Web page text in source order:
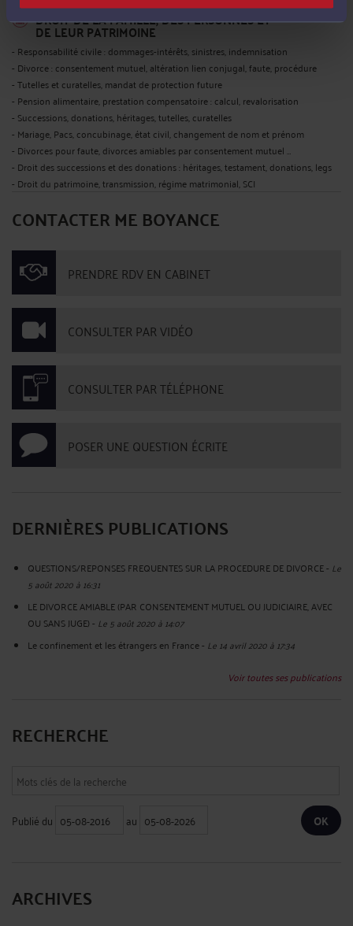
DROIT DE LA FAMILLE, DES PERSONNES ET
DE LEUR PATRIMOINE
- Responsabilité civile : dommages-intérêts, sinistres, indemnisation
- Divorce : consentement mutuel, altération lien conjugal, faute, procédure
- Tutelles et curatelles, mandat de protection future
- Pension alimentaire, prestation compensatoire : calcul, revalorisation
- Successions, donations, héritages, tutelles, curatelles
- Mariage, Pacs, concubinage, état civil, changement de nom et prénom
- Divorces pour faute, divorces amiables par consentement mutuel …
- Droit des successions et des donations : héritages, testament, donations, legs
- Droit du patrimoine, transmission, régime matrimonial, SCI
CONTACTER ME BOYANCE
PRENDRE RDV EN CABINET
CONSULTER PAR VIDÉO
CONSULTER PAR TÉLÉPHONE
POSER UNE QUESTION ÉCRITE
DERNIÈRES PUBLICATIONS
QUESTIONS/REPONSES FREQUENTES SUR LA PROCEDURE DE DIVORCE- Le
5 août 2020 à 16:31
LE DIVORCE AMIABLE (PAR CONSENTEMENT MUTUEL OU JUDICIAIRE, AVEC
OU SANS JUGE)- Le 5 août 2020 à 14:07
Le confinement et les étrangers en France- Le 14 avril 2020 à 17:34
Voir toutes ses publications
RECHERCHE
Publié du au
ARCHIVES